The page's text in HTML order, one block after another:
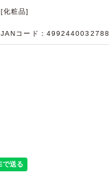
[化粧品]
JANコード：4992440032788